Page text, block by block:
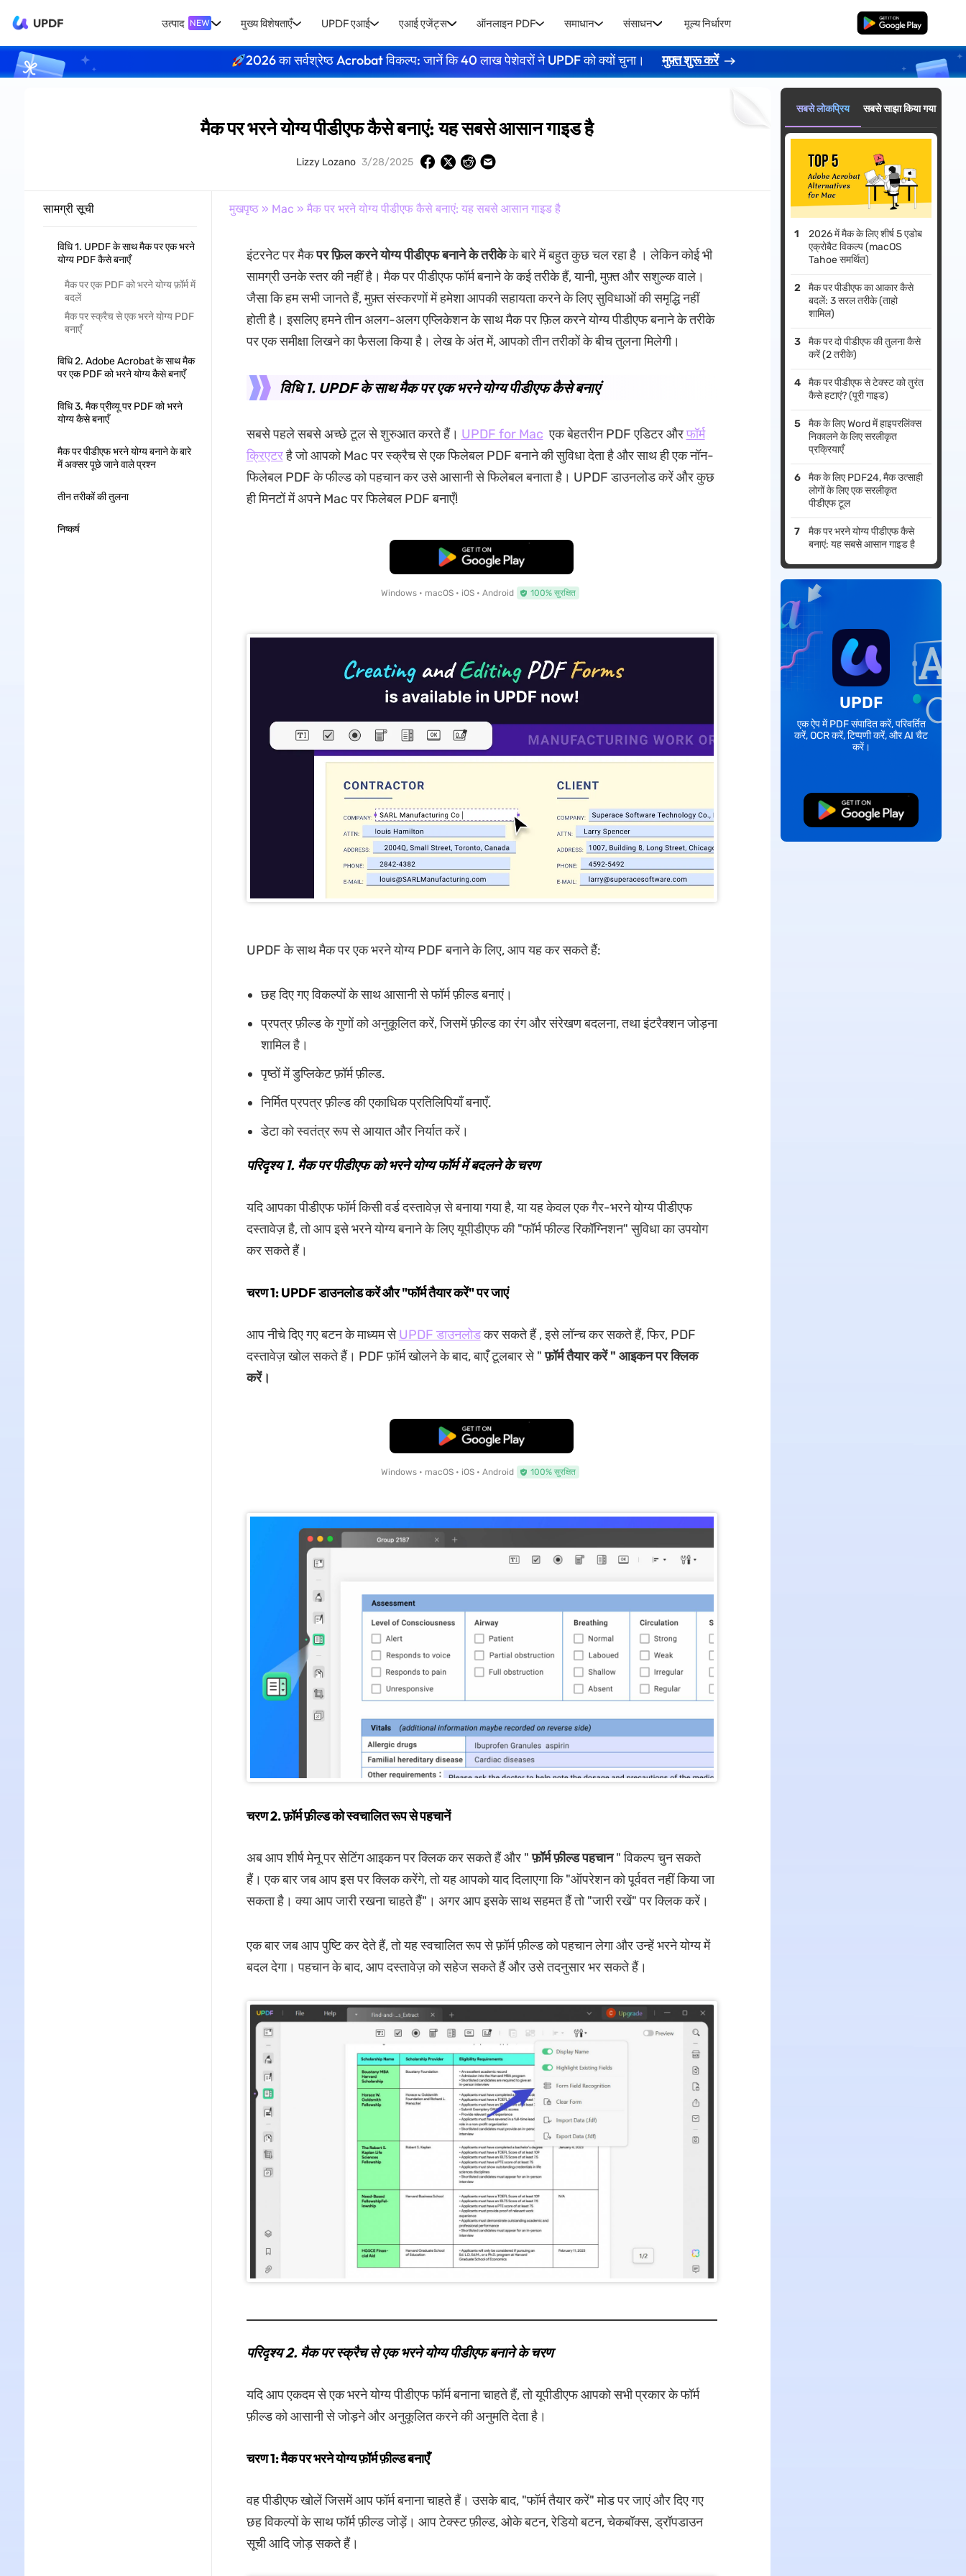
UPDF उत्पाद NEW मुख्य विशेषताएँ UPDF एआई एआई एजेंट्स ऑनलाइन PDF समाधान संसाधन मूल्य निर्धारण मुफ्त डाउनलोड
2026 का सर्वश्रेष्ठ Acrobat विकल्प: जानें कि 40 लाख पेशेवरों ने UPDF को क्यों चुना। मुफ़्त शुरू करें
मैक पर भरने योग्य पीडीएफ कैसे बनाएं: यह सबसे आसान गाइड है
Lizzy Lozano 3/28/2025
सामग्री सूची
विधि 1. UPDF के साथ मैक पर एक भरने
योग्य PDF कैसे बनाएँ
मैक पर एक PDF को भरने योग्य फ़ॉर्म में
बदलें
मैक पर स्क्रैच से एक भरने योग्य PDF
बनाएँ
विधि 2. Adobe Acrobat के साथ मैक
पर एक PDF को भरने योग्य कैसे बनाएँ
विधि 3. मैक प्रीव्यू पर PDF को भरने
योग्य कैसे बनाएँ
मैक पर पीडीएफ भरने योग्य बनाने के बारे
में अक्सर पूछे जाने वाले प्रश्न
तीन तरीकों की तुलना
निष्कर्ष
मुखपृष्ठ» Mac » मैक पर भरने योग्य पीडीएफ कैसे बनाएं: यह सबसे आसान गाइड है
इंटरनेट पर मैकपर फ़िल करने योग्य पीडीएफ बनाने के तरीकेके बारे में बहुत कुछ चल रहा है । लेकिन कोई भी
सामग्री उनके स्तर की नहीं है। मैक पर पीडीएफ फॉर्म बनाने के कई तरीके हैं, यानी, मुफ़्त और सशुल्क वाले।
जैसा कि हम सभी जानते हैं, मुफ़्त संस्करणों में हमेशा आपकी सहायता करने के लिए सुविधाओं की समृद्धि नहीं
होती है। इसलिए हमने तीन अलग-अलग एप्लिकेशन के साथ मैक पर फ़िल करने योग्य पीडीएफ बनाने के तरीके
पर एक समीक्षा लिखने का फैसला किया है। लेख के अंत में, आपको तीन तरीकों के बीच तुलना मिलेगी।
विधि 1. UPDF के साथ मैक पर एक भरने योग्य पीडीएफ कैसे बनाएं
सबसे पहले सबसे अच्छे टूल से शुरुआत करते हैं। UPDF for Mac एक बेहतरीन PDF एडिटर औरफॉर्म
क्रिएटरहै जो आपको Mac पर स्क्रैच से एक फिलेबल PDF बनाने की सुविधा देता है और साथ ही एक नॉन-
फिलेबल PDF के फील्ड को पहचान कर उसे आसानी से फिलेबल बनाता है। UPDF डाउनलोड करें और कुछ
ही मिनटों में अपने Mac पर फिलेबल PDF बनाएँ!
मुफ्त डाउनलोड
Windows • macOS • iOS • Android 100% सुरक्षित
UPDF के साथ मैक पर एक भरने योग्य PDF बनाने के लिए, आप यह कर सकते हैं:
छह दिए गए विकल्पों के साथ आसानी से फॉर्म फ़ील्ड बनाएं।
प्रपत्र फ़ील्ड के गुणों को अनुकूलित करें, जिसमें फ़ील्ड का रंग और संरेखण बदलना, तथा इंटरैक्शन जोड़ना
शामिल है।
पृष्ठों में डुप्लिकेट फ़ॉर्म फ़ील्ड.
निर्मित प्रपत्र फ़ील्ड की एकाधिक प्रतिलिपियाँ बनाएँ.
डेटा को स्वतंत्र रूप से आयात और निर्यात करें।
परिदृश्य 1. मैक पर पीडीएफ को भरने योग्य फॉर्म में बदलने के चरण
यदि आपका पीडीएफ फॉर्म किसी वर्ड दस्तावेज़ से बनाया गया है, या यह केवल एक गैर-भरने योग्य पीडीएफ
दस्तावेज़ है, तो आप इसे भरने योग्य बनाने के लिए यूपीडीएफ की "फॉर्म फील्ड रिकॉग्निशन" सुविधा का उपयोग
कर सकते हैं।
चरण 1: UPDF डाउनलोड करें और "फॉर्म तैयार करें" पर जाएं
आप नीचे दिए गए बटन के माध्यम सेUPDF डाउनलोडकर सकते हैं , इसे लॉन्च कर सकते हैं, फिर, PDF
दस्तावेज़ खोल सकते हैं। PDF फ़ॉर्म खोलने के बाद, बाएँ टूलबार से "फ़ॉर्म तैयार करें " आइकन पर क्लिक
करें।
मुफ्त डाउनलोड
Windows • macOS • iOS • Android 100% सुरक्षित
चरण 2. फ़ॉर्म फ़ील्ड को स्वचालित रूप से पहचानें
अब आप शीर्ष मेनू पर सेटिंग आइकन पर क्लिक कर सकते हैं और "फ़ॉर्म फ़ील्ड पहचान" विकल्प चुन सकते
हैं। एक बार जब आप इस पर क्लिक करेंगे, तो यह आपको याद दिलाएगा कि "ऑपरेशन को पूर्ववत नहीं किया जा
सकता है। क्या आप जारी रखना चाहते हैं"। अगर आप इसके साथ सहमत हैं तो "जारी रखें" पर क्लिक करें।
एक बार जब आप पुष्टि कर देते हैं, तो यह स्वचालित रूप से फ़ॉर्म फ़ील्ड को पहचान लेगा और उन्हें भरने योग्य में
बदल देगा। पहचान के बाद, आप दस्तावेज़ को सहेज सकते हैं और उसे तदनुसार भर सकते हैं।
परिदृश्य 2. मैक पर स्क्रैच से एक भरने योग्य पीडीएफ बनाने के चरण
यदि आप एकदम से एक भरने योग्य पीडीएफ फॉर्म बनाना चाहते हैं, तो यूपीडीएफ आपको सभी प्रकार के फॉर्म
फ़ील्ड को आसानी से जोड़ने और अनुकूलित करने की अनुमति देता है।
चरण 1: मैक पर भरने योग्य फ़ॉर्म फ़ील्ड बनाएँ
वह पीडीएफ खोलें जिसमें आप फॉर्म बनाना चाहते हैं। उसके बाद, "फॉर्म तैयार करें" मोड पर जाएं और दिए गए
छह विकल्पों के साथ फॉर्म फ़ील्ड जोड़ें। आप टेक्स्ट फ़ील्ड, ओके बटन, रेडियो बटन, चेकबॉक्स, ड्रॉपडाउन
सूची आदि जोड़ सकते हैं।
सबसे लोकप्रिय सबसे साझा किया गया
2026 में मैक के लिए शीर्ष 5 एडोब
एक्रोबैट विकल्प (macOS
Tahoe समर्थित)
मैक पर पीडीएफ का आकार कैसे
बदलें: 3 सरल तरीके (ताहो
शामिल)
मैक पर दो पीडीएफ की तुलना कैसे
करें (2 तरीके)
मैक पर पीडीएफ से टेक्स्ट को तुरंत
कैसे हटाएं? (पूरी गाइड)
मैक के लिए Word में हाइपरलिंक्स
निकालने के लिए सरलीकृत
प्रक्रियाएँ
मैक के लिए PDF24, मैक उत्साही
लोगों के लिए एक सरलीकृत
पीडीएफ टूल
मैक पर भरने योग्य पीडीएफ कैसे
बनाएं: यह सबसे आसान गाइड है
UPDF
एक ऐप में PDF संपादित करें, परिवर्तित
करें, OCR करें, टिप्पणी करें, और AI चैट
करें।
मुफ्त डाउनलोड